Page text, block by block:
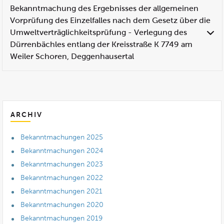
Bekanntmachung des Ergebnisses der allgemeinen
Vorprüfung des Einzelfalles nach dem Gesetz über die
Umweltverträglichkeitsprüfung - Verlegung des
Dürrenbächles entlang der Kreisstraße K 7749 am
Weiler Schoren, Deggenhausertal
ARCHIV
Bekanntmachungen 2025
Bekanntmachungen 2024
Bekanntmachungen 2023
Bekanntmachungen 2022
Bekanntmachungen 2021
Bekanntmachungen 2020
Bekanntmachungen 2019